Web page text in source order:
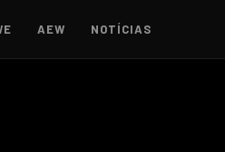
AEW NOTÍCIAS